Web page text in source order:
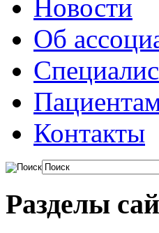
Новости
Об
Контакты
Разделы